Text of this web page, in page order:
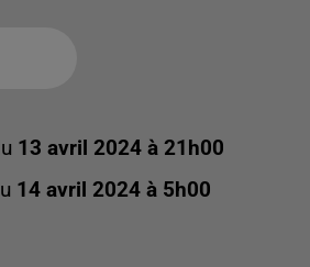
13 avril 2024 à 21h00
14 avril 2024 à 5h00